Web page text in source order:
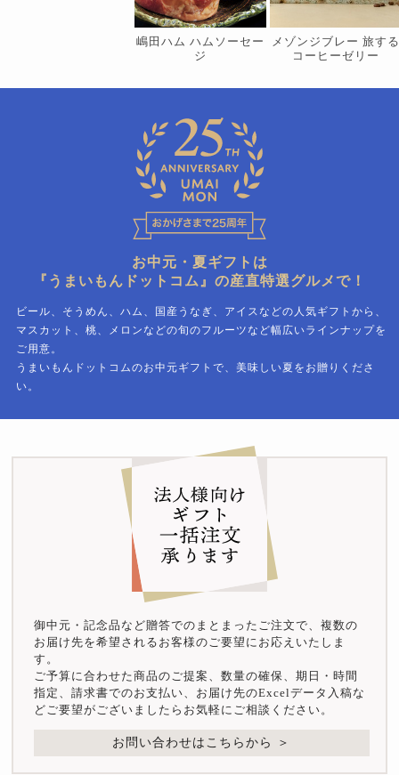
嶋田ハム ハムソーセー
ジ
メゾンジブレー 旅する
コーヒーゼリー
お中元・夏ギフトは
『うまいもんドットコム』の産直特選グルメで！
ビール、そうめん、ハム、国産うなぎ、アイスなどの人気ギフトから、
マスカット、桃、メロンなどの旬のフルーツなど幅広いラインナップを
ご用意。
うまいもんドットコムのお中元ギフトで、美味しい夏をお贈りくださ
い。
御中元・記念品など贈答でのまとまったご注文で、複数の
お届け先を希望されるお客様のご要望にお応えいたしま
す。
ご予算に合わせた商品のご提案、数量の確保、期日・時間
指定、請求書でのお支払い、お届け先のExcelデータ入稿な
どご要望がございましたらお気軽にご相談ください。
お問い合わせはこちらから ＞